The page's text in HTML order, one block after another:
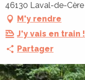
46130 Laval-de-Cère
M'y rendre
J'y vais en train !
Partager